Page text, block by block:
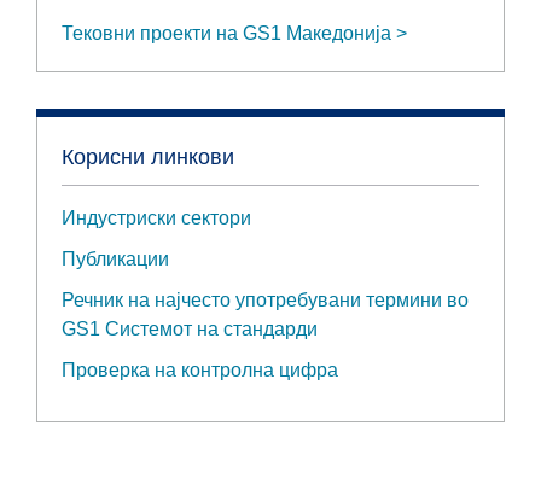
Тековни проекти на GS1 Македонија
Корисни линкови
Индустриски сектори
Публикации
Речник на најчесто употребувани термини во
GS1 Системот на стандарди
Проверка на контролна цифра